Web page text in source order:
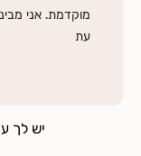
מוקדמת. אני
עת
יש לך